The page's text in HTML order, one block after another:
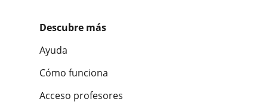
Descubre más
Ayuda
Cómo funciona
Acceso profesores